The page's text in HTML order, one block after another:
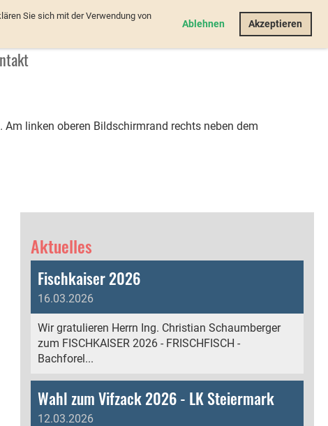
Sie sich mit der Verwendung von
Ablehnen AkzeptierenLogin
linken oberen Bildschirmrand rechts neben dem
Aktuelles
Fischkaiser 2026
16.03.2026
Wir gratulieren Herrn Ing. Christian Schaumberger
zum FISCHKAISER 2026 - FRISCHFISCH -
Bachforel...
Wahl zum Vifzack 2026 - LK Steiermark
12.03.2026